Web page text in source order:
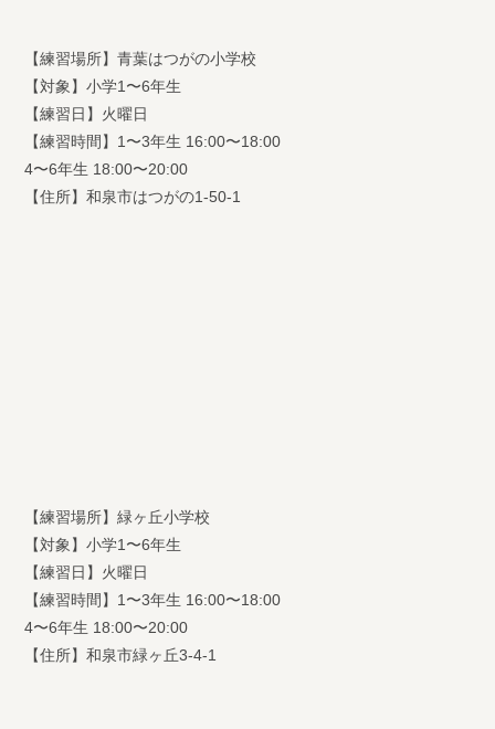
【練習場所】青葉はつがの小学校
【対象】小学1〜6年生
【練習日】火曜日
【練習時間】1〜3年生 16:00〜18:00
4〜6年生 18:00〜20:00
【住所】和泉市はつがの1-50-1
【練習場所】緑ヶ丘小学校
【対象】小学1〜6年生
【練習日】火曜日
【練習時間】1〜3年生 16:00〜18:00
4〜6年生 18:00〜20:00
【住所】和泉市緑ヶ丘3-4-1